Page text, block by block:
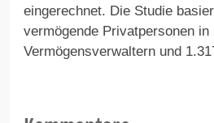
eingerechnet. Die Studie
vermögende Privatpersonen
Vermögensverwaltern und